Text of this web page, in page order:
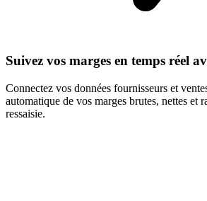
Suivez vos marges en temps réel
Connectez vos données fournisseurs et
automatique de vos marges brutes, nettes et
ressaisie.